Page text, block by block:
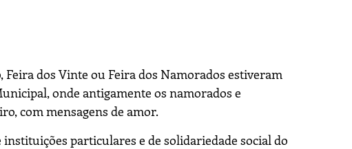
Feira dos Vinte ou Feira dos Namorados estiveram
onde antigamente os namorados e
com mensagens de amor.
particulares e de solidariedade social do